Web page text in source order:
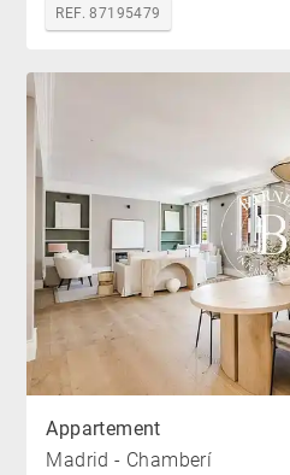
REF. 87195479
Appartement
Madrid - Chamberí